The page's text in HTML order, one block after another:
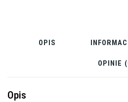
OPIS
OPINIE
Opis